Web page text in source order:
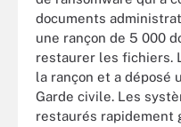
documents
une rançon de 5 000
restaurer les fichiers.
la rançon et a déposé
Garde civile. Les
restaurés rapidement